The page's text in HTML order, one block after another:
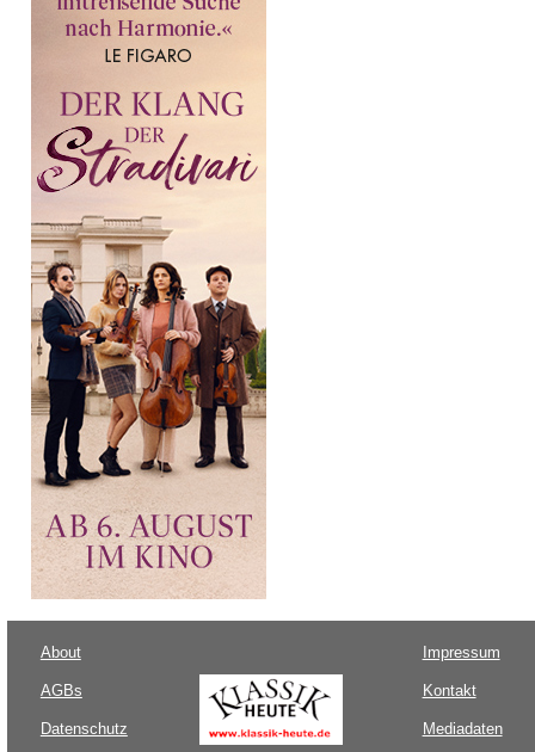
About
AGBs
Datenschutz
Impressum
Kontakt
Mediadaten